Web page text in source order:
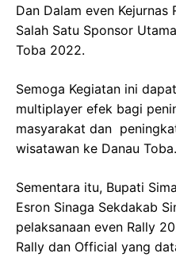
Dan Dalam even Kejurnas
Salah Satu Sponsor
Toba 2022.
Semoga Kegiatan ini
multiplayer efek bagi
masyarakat dan
wisatawan ke Danau Toba.
Sementara itu, Bupati
Esron Sinaga Sekdakab
pelaksanaan even Rally
Rally dan Official yang